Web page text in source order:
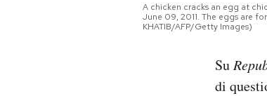
AREA PERSONALE
A chicken cracks an egg at
June 09, 2011. The eggs are
KHATIB/AFP/Getty Images)
Su
di